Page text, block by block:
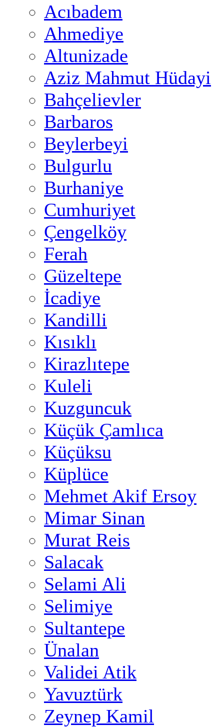
Acıbadem
Ahmediye
Altunizade
Aziz Mahmut Hüdayi
Bahçelievler
Barbaros
Beylerbeyi
Bulgurlu
Burhaniye
Cumhuriyet
Çengelköy
Ferah
Güzeltepe
İcadiye
Kandilli
Kısıklı
Kirazlıtepe
Kuleli
Kuzguncuk
Küçük Çamlıca
Küçüksu
Küplüce
Mehmet Akif Ersoy
Mimar Sinan
Murat Reis
Salacak
Selami Ali
Selimiye
Sultantepe
Ünalan
Validei Atik
Yavuztürk
Zeynep Kamil